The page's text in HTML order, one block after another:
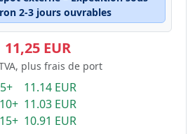
2-3 jours ouvrables
11,25 EUR
plus frais de port
5+ 11.14 EUR
10+ 11.03 EUR
15+ 10.91 EUR